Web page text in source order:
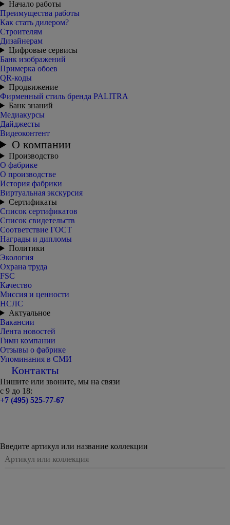
Начало работы
Преимущества работы
Как стать дилером?
Строителям
Дизайнерам
Цифровые сервисы
Банк изображений
Примерка обоев
QR-коды
Продвижение
Фирменный стиль бренда PALITRA
Банк знаний
Медиакурсы
Дайджесты
Видеоконтент
О компании
Производство
О фабрике
О производстве
История фабрики
Виртуальная экскурсия
Сертификаты
Список сертификатов
Список свидетельств
Соответствие ГОСТ
Награды и дипломы
Политики
Экология
Охрана труда
FSC
Качество
Миссия и ценности
НСЛС
Актуальное
Вакансии
Лента новостей
Гимн компании
Отзывы о фабрике
Упоминания в СМИ
Контакты
Пишите или звоните, мы на связи
с 9 до 18:
+7 (495) 525-77-67
Введите артикул или название коллекции